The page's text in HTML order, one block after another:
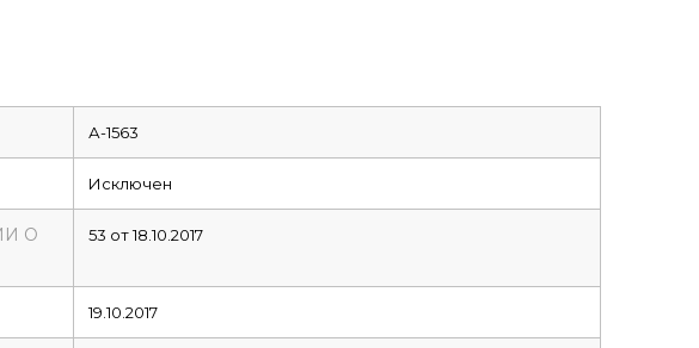
А-1563
Исключен
О
53 от 18.10.2017
19.10.2017